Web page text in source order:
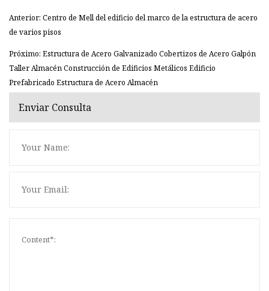
Anterior: Centro de Mell del edificio del marco de la estructura de acero
de varios pisos
Próximo: Estructura de Acero Galvanizado Cobertizos de Acero Galpón
Taller Almacén Construcción de Edificios Metálicos Edificio
Prefabricado Estructura de Acero Almacén
Enviar Consulta